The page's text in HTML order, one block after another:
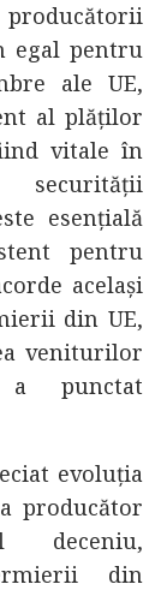
egal pentru
ale UE,
al plăților
vitale în
esențială
pentru
același
din UE,
veniturilor
a punctat
evoluția
producător
deceniu,
din